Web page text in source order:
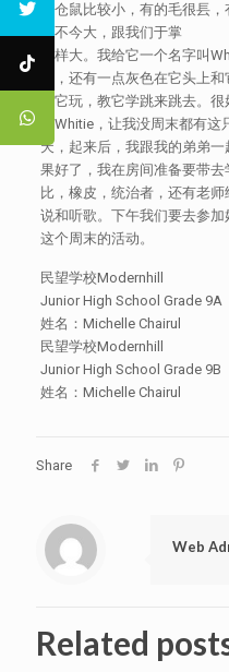
是仓鼠比较小，有的毛很镸
体不今大，跟我们于掌
一样大。我给它一个名字叫
白，还有一点灰色在它头上
跟它玩，教它学跳来跳去。
了Whitie，让我没周末都有
天，起来后，我跟我的弟弟
果好了，我在房间准备要带去
比，橡皮，统治者，还有老
说和听歌。下午我们要去参
这个周末的活动。
民望学校Modernhill
Junior High School Grade 9A
姓名：Michelle Chairul
民望学校Modernhill
Junior High School Grade 9B
姓名：Michelle Chairul
Share
Web
Related